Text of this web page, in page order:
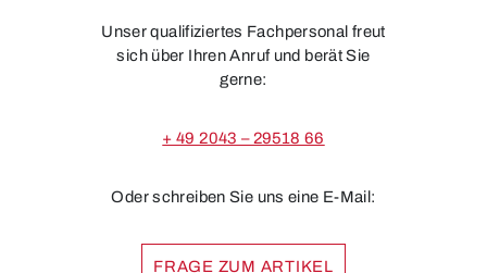
Unser qualifiziertes Fachpersonal freut
sich über Ihren Anruf und berät Sie
gerne:
+ 49 2043 – 29518 66
Oder schreiben Sie uns eine E-Mail:
FRAGE ZUM ARTIKEL